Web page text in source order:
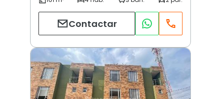
Contactar